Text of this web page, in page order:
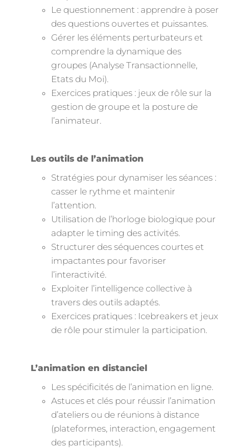
Le questionnement : apprendre à poser
des questions ouvertes et puissantes.
Gérer les éléments perturbateurs et
comprendre la dynamique des
groupes (Analyse Transactionnelle,
Etats du Moi).
Exercices pratiques : jeux de rôle sur la
gestion de groupe et la posture de
l’animateur.
Les outils de l’animation
Stratégies pour dynamiser les séances :
casser le rythme et maintenir
l’attention.
Utilisation de l’horloge biologique pour
adapter le timing des activités.
Structurer des séquences courtes et
impactantes pour favoriser
l’interactivité.
Exploiter l’intelligence collective à
travers des outils adaptés.
Exercices pratiques : Icebreakers et jeux
de rôle pour stimuler la participation.
L’animation en distanciel
Les spécificités de l’animation en ligne.
Astuces et clés pour réussir l’animation
d’ateliers ou de réunions à distance
(plateformes, interaction, engagement
des participants).